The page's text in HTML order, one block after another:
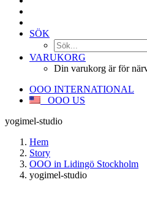
SÖK
VARUKORG
Din varukorg är för
OOO INTERNATIONAL
OOO US
yogimel-studio
Hem
Story
OOO in Lidingö Stockholm
yogimel-studio